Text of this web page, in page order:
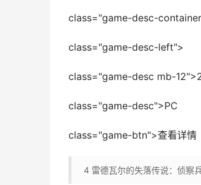
class="game-desc-
class="game-desc-left">
class="game-desc mb-
class="game-desc">PC
class="game-btn">查看详情
4 雷德瓦尔的失落传说：侦察